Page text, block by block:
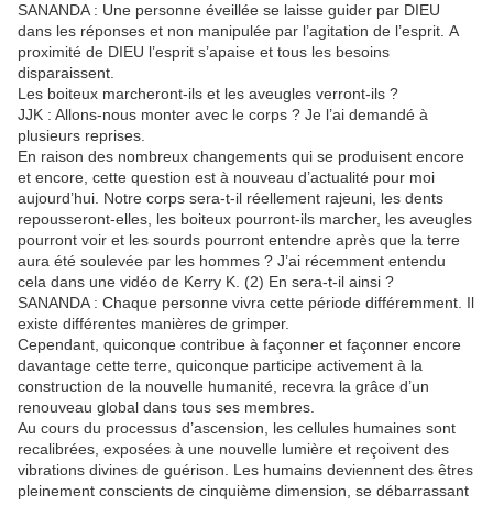
SANANDA : Une personne éveillée se laisse guider par DIEU
dans les réponses et non manipulée par l’agitation de l’esprit. A
proximité de DIEU l’esprit s’apaise et tous les besoins
disparaissent.
Les boiteux marcheront-ils et les aveugles verront-ils ?
JJK : Allons-nous monter avec le corps ? Je l’ai demandé à
plusieurs reprises.
En raison des nombreux changements qui se produisent encore
et encore, cette question est à nouveau d’actualité pour moi
aujourd’hui. Notre corps sera-t-il réellement rajeuni, les dents
repousseront-elles, les boiteux pourront-ils marcher, les aveugles
pourront voir et les sourds pourront entendre après que la terre
aura été soulevée par les hommes ? J’ai récemment entendu
cela dans une vidéo de Kerry K. (2) En sera-t-il ainsi ?
SANANDA : Chaque personne vivra cette période différemment. Il
existe différentes manières de grimper.
Cependant, quiconque contribue à façonner et façonner encore
davantage cette terre, quiconque participe activement à la
construction de la nouvelle humanité, recevra la grâce d’un
renouveau global dans tous ses membres.
Au cours du processus d’ascension, les cellules humaines sont
recalibrées, exposées à une nouvelle lumière et reçoivent des
vibrations divines de guérison. Les humains deviennent des êtres
pleinement conscients de cinquième dimension, se débarrassant